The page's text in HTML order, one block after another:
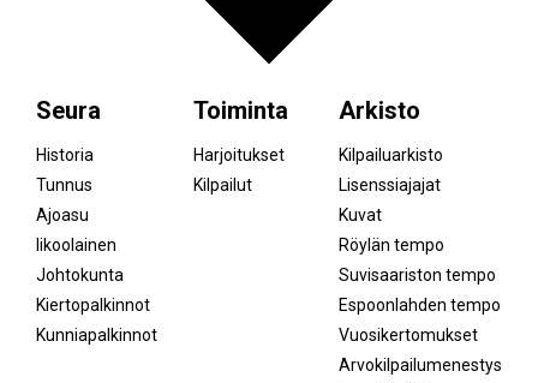
Seura
Historia
Tunnus
Ajoasu
Iikoolainen
Johtokunta
Kiertopalkinnot
Kunniapalkinnot
Toiminta
Harjoitukset
Kilpailut
Arkisto
Kilpailuarkisto
Lisenssiajajat
Kuvat
Röylän tempo
Suvisaariston tempo
Espoonlahden tempo
Vuosikertomukset
Arvokilpailumenestys